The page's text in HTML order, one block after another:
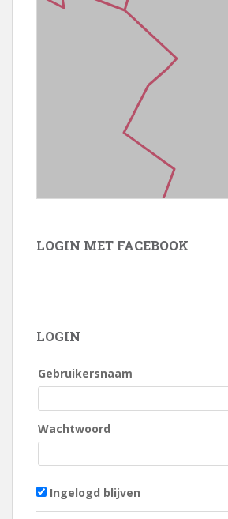
LOGIN MET FACEBOOK
LOGIN
Gebruikersnaam
Wachtwoord
Ingelogd blijven